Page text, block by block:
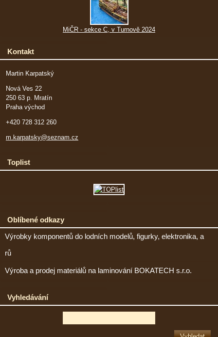
MiČR - sekce C, v Turnově 2024
Kontakt
Martin Karpatský
Nová Ves 22
250 63 p. Mratín
Praha východ
+420 728 312 260
m.karpatsky@seznam.cz
Toplist
Oblíbené odkazy
Výrobky komponentů do lodních modelů, figurky, elektronika, a
rů
Výroba a prodej materiálů na laminování BOKATECH s.r.o.
Vyhledávání